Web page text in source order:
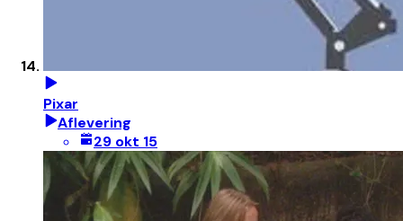
Pixar
Aflevering
29 okt 15